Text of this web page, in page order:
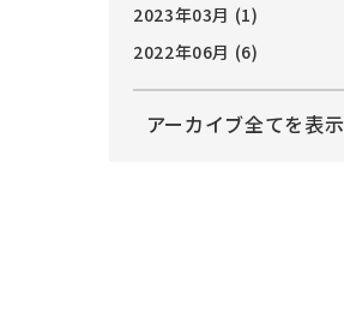
2023年03月 (1)
2022年06月 (6)
アーカイブ全てを表示